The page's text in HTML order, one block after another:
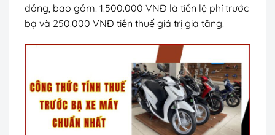
đồng, bao gồm: 1.500.000 VNĐ là tiền lệ phí trước
bạ và 250.000 VNĐ tiền thuế giá trị gia tăng.